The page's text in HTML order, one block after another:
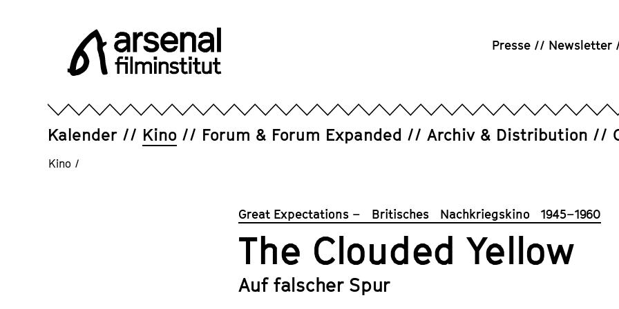
Filminstitut
Presse Newsletter
Kalender Kino Forum & Forum Expanded Archiv & Distribution
Kino /
Great Expectations – Britisches Nachkriegskino 1945–1960
The Clouded Yellow
Auf falscher Spur